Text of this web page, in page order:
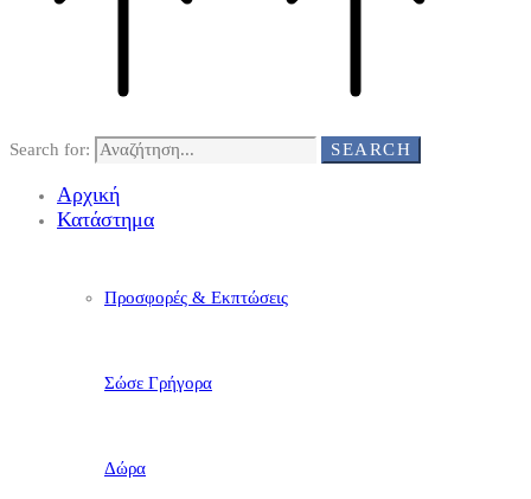
Search for: SEARCH
Αρχική
Κατάστημα
Προσφορές & Εκπτώσεις
Σώσε Γρήγορα
Δώρα